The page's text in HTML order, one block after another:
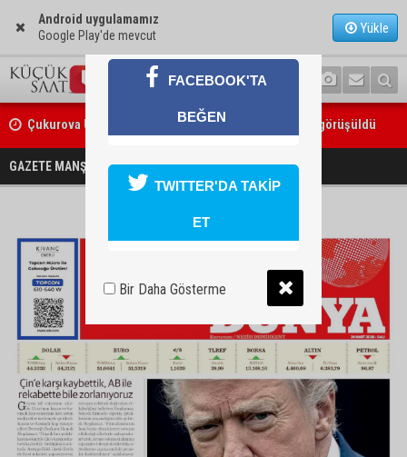
Android uygulamamız
Google Play'de mevcut
Yükle
Çukurova Üniversitesi’nde Ar-Ge ve sanayi iş birliği görüşüldü
GAZETE MANŞETLERİ Dünya
FACEBOOK'TA
BEĞEN
TWITTER'DA TAKİP
ET
Bir Daha Gösterme